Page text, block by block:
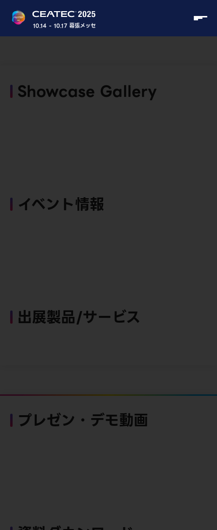
10.14 - 10.17 幕張メッセ
Showcase Gallery
イベント情報
出展製品/サービス
プレゼン・デモ動画